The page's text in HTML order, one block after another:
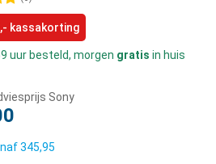
kassakorting
uur besteld, morgen gratis in huis
Sony
345,95